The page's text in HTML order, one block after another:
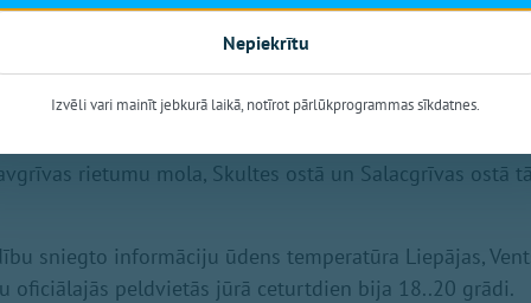
- gan atklātā jūrā, gan Rīgas līcī - ūdens temperatūra ir
rietumu mola, Skultes ostā un Salacgrīvas ostā
sniegto informāciju ūdens temperatūra Liepājas,
oficiālajās peldvietās jūrā ceturtdien bija 18..20 grādi.
Nepiekrītu
Izvēli vari mainīt jebkurā laikā, notīrot pārlūkprogrammas sīkdatnes.